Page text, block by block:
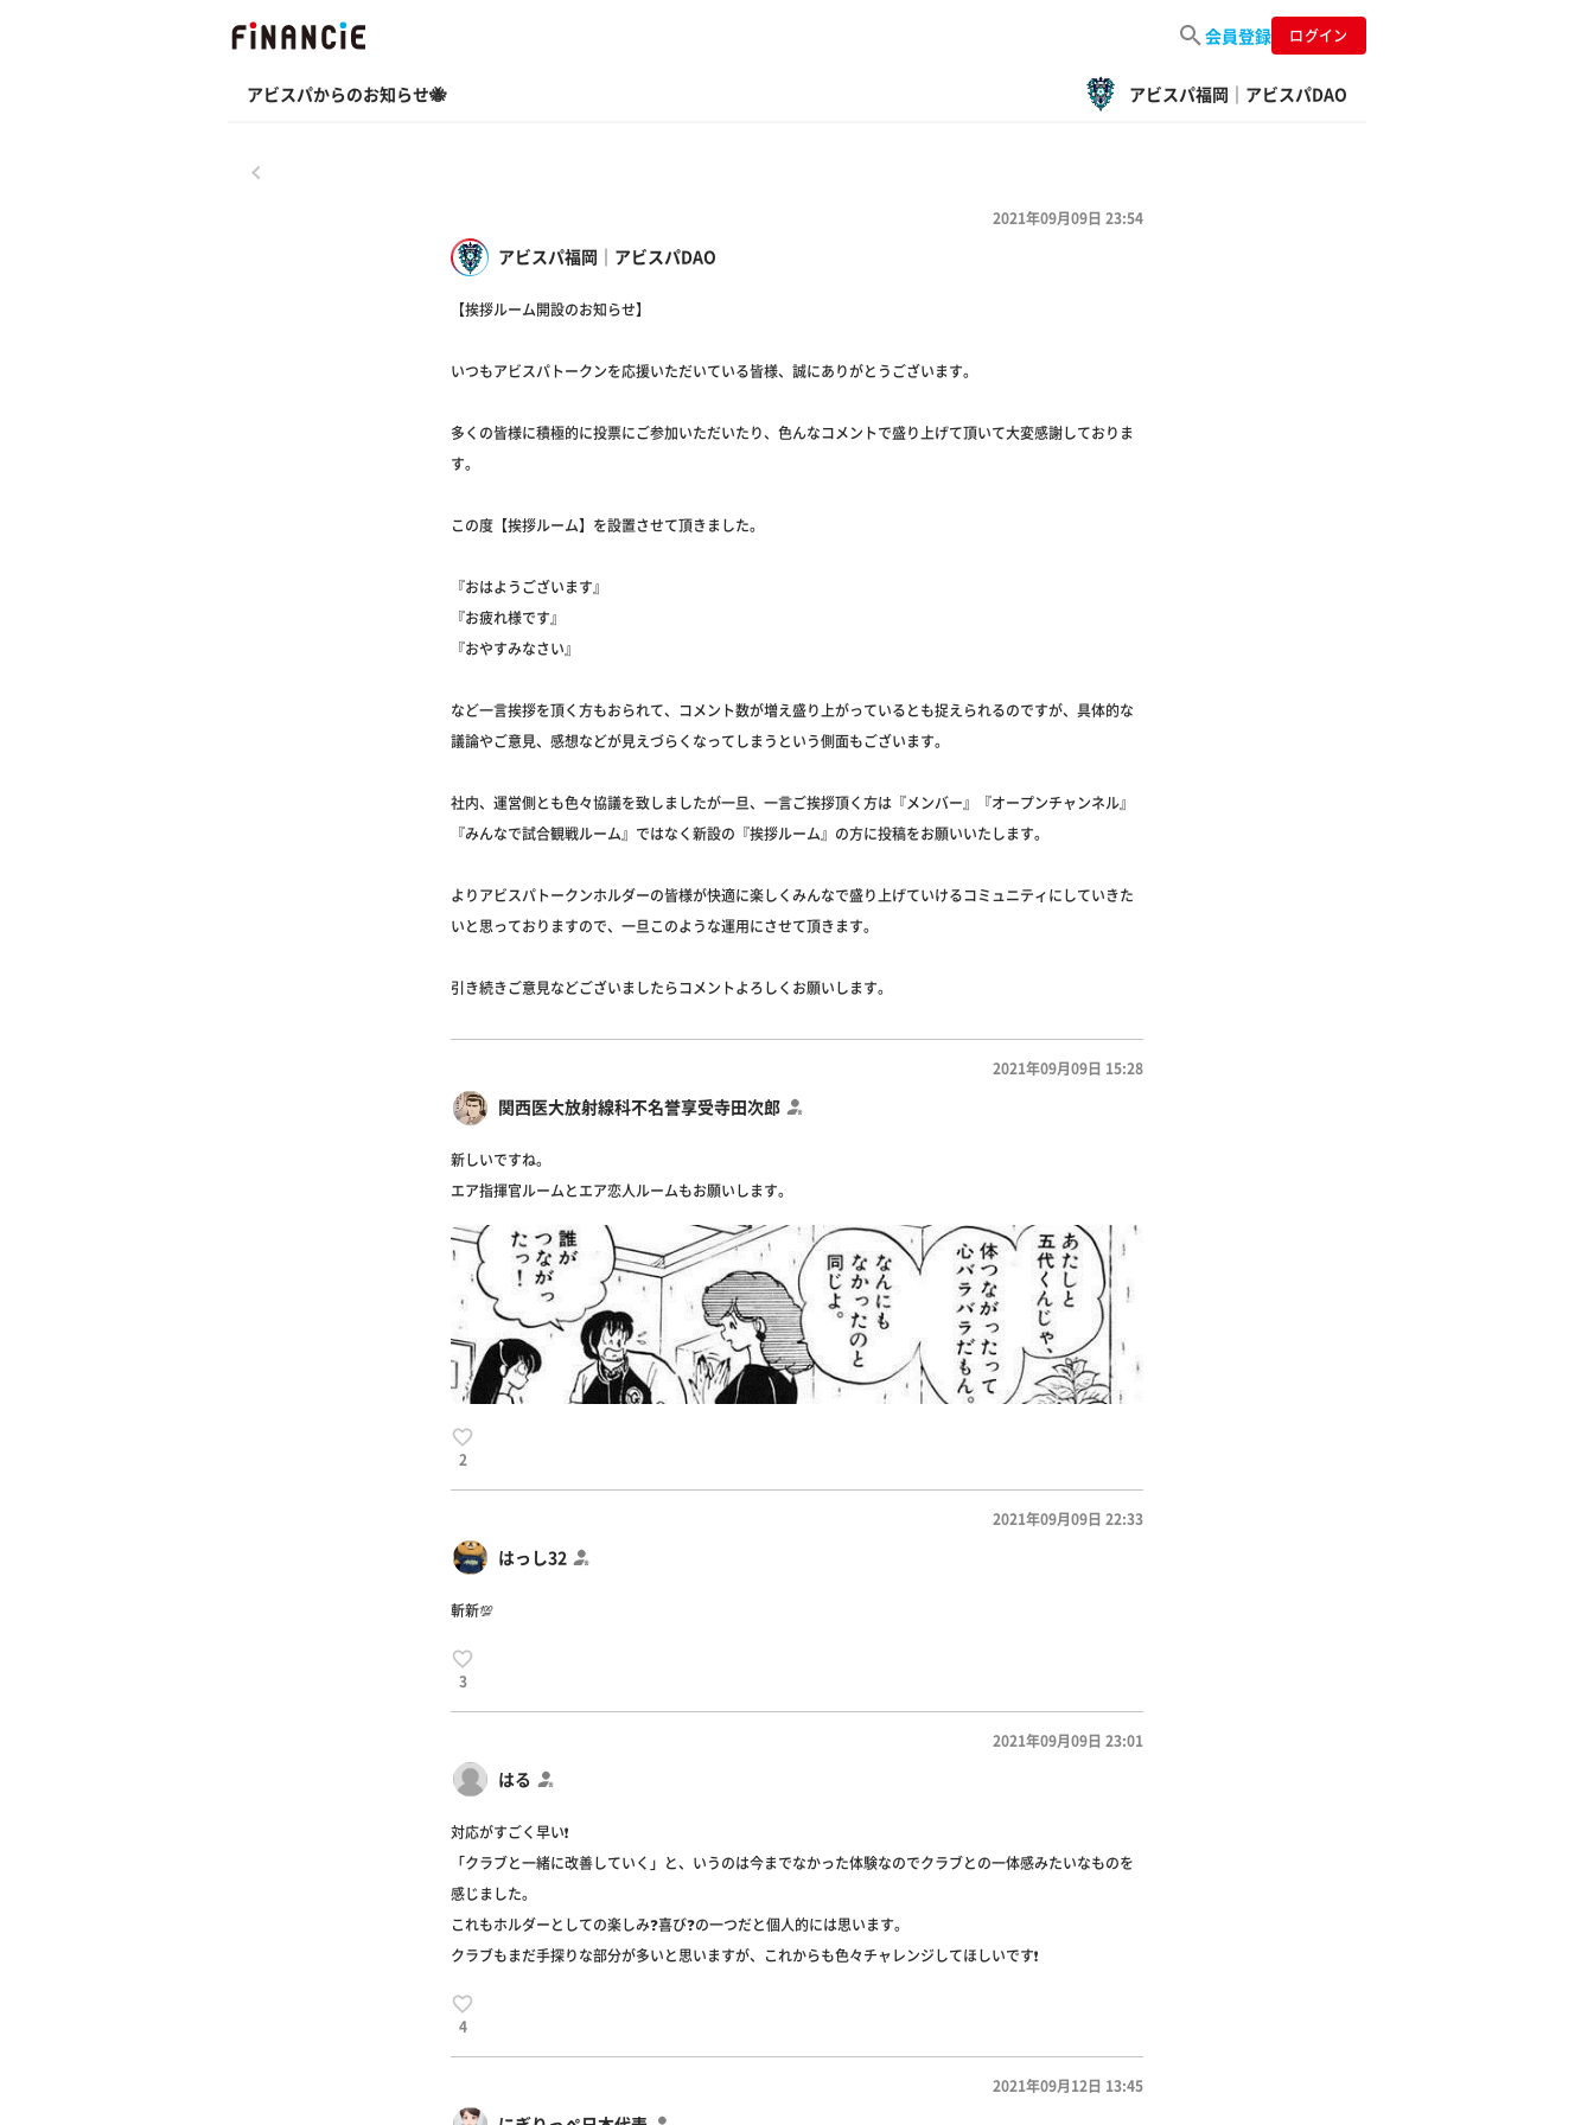
会員登録 ログイン
アビスパからのお知らせ🐝 アビスパ福岡｜アビスパDAO
アビスパ福岡｜アビスパDAO
2021年09月09日 23:54
【挨拶ルーム開設のお知らせ】
いつもアビスパトークンを応援いただいている皆様、誠にありがとうございます。
多くの皆様に積極的に投票にご参加いただいたり、色んなコメントで盛り上げて頂いて大変感謝しておりま
す。
この度【挨拶ルーム】を設置させて頂きました。
『おはようございます』
『お疲れ様です』
『おやすみなさい』
など一言挨拶を頂く方もおられて、コメント数が増え盛り上がっているとも捉えられるのですが、具体的な
議論やご意見、感想などが見えづらくなってしまうという側面もございます。
社内、運営側とも色々協議を致しましたが一旦、一言ご挨拶頂く方は『メンバー』『オープンチャンネル』
『みんなで試合観戦ルーム』ではなく新設の『挨拶ルーム』の方に投稿をお願いいたします。
よりアビスパトークンホルダーの皆様が快適に楽しくみんなで盛り上げていけるコミュニティにしていきた
いと思っておりますので、一旦このような運用にさせて頂きます。
引き続きご意見などございましたらコメントよろしくお願いします。
関西医大放射線科不名誉享受寺田次郎
2021年09月09日 15:28
新しいですね。
エア指揮官ルームとエア恋人ルームもお願いします。
2
はっし32
2021年09月09日 22:33
斬新💯
3
はる
2021年09月09日 23:01
対応がすごく早い❗️
「クラブと一緒に改善していく」と、いうのは今までなかった体験なのでクラブとの一体感みたいなものを
感じました。
これもホルダーとしての楽しみ❓喜び❓の一つだと個人的には思います。
クラブもまだ手探りな部分が多いと思いますが、これからも色々チャレンジしてほしいです❗️
4
2021年09月12日 13:45